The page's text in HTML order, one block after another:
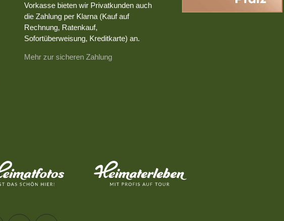
Vorkasse bieten wir Privatkunden auch
die Zahlung per Klarna (Kauf auf
Rechnung, Ratenkauf,
Sofortüberweisung, Kreditkarte) an.
Mehr zur sicheren Zahlung